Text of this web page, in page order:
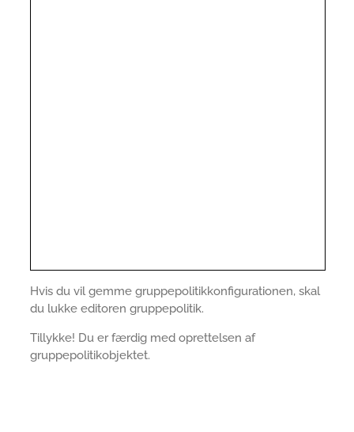
Hvis du vil gemme gruppepolitikkonfigurationen, skal
du lukke editoren gruppepolitik.
Tillykke! Du er færdig med oprettelsen af
gruppepolitikobjektet.